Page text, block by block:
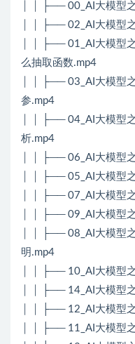
│ │ ├── 00_AI大模型
│ │ ├── 02_AI大模型
│ │ ├── 01_AI大模型
么抽取函数.mp4
│ │ ├── 03_AI大模型
参.mp4
│ │ ├── 04_AI大模型
析.mp4
│ │ ├── 06_AI大模型
│ │ ├── 05_AI大模型
│ │ ├── 07_AI大模型
│ │ ├── 09_AI大模型
│ │ ├── 08_AI大模型
明.mp4
│ │ ├── 10_AI大模型
│ │ ├── 14_AI大模型
│ │ ├── 12_AI大模型
│ │ ├── 11_AI大模型